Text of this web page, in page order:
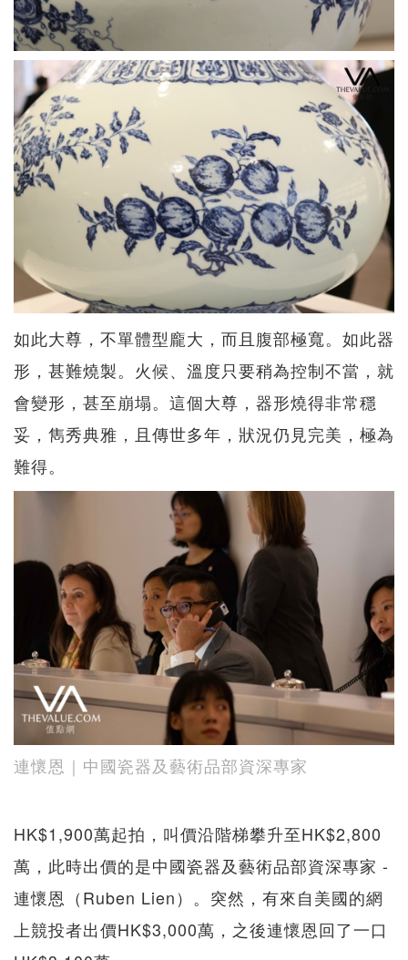
如此大尊，不單體型龐大，而且腹部極寬。如此器
形，甚難燒製。火候、溫度只要稍為控制不當，就
會變形，甚至崩塌。這個大尊，器形燒得非常穩
妥，雋秀典雅，且傳世多年，狀況仍見完美，極為
難得。
連懷恩｜中國瓷器及藝術品部資深專家
HK$1,900萬起拍，叫價沿階梯攀升至HK$2,800
萬，此時出價的是中國瓷器及藝術品部資深專家 -
連懷恩（Ruben Lien）。突然，有來自美國的網
上競投者出價HK$3,000萬，之後連懷恩回了一口